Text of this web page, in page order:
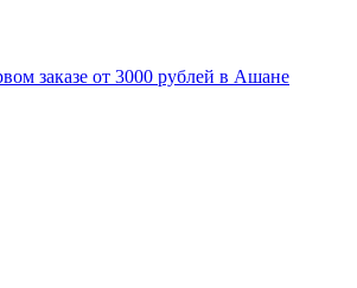
заказе от 3000 рублей в Ашане